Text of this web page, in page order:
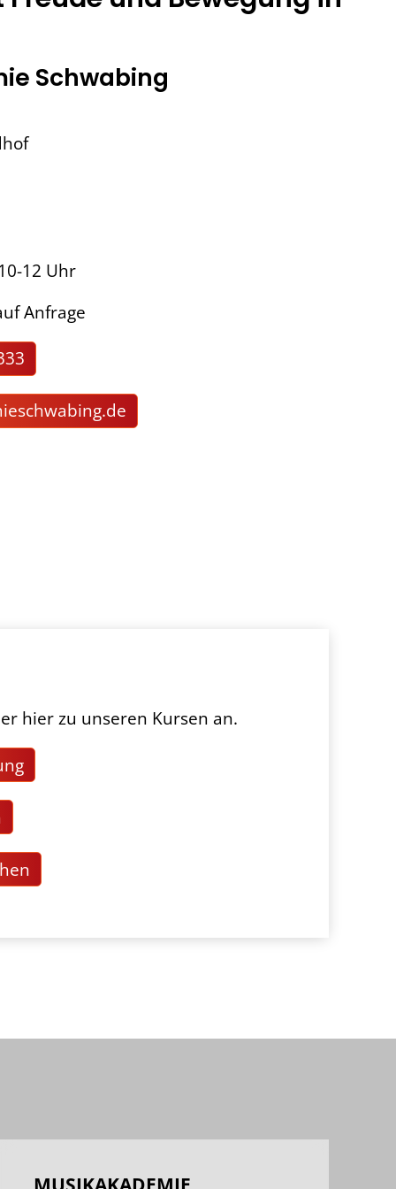
Schwabing
12 Uhr
Anfrage
schw b ng d
hier zu unseren Kursen an.